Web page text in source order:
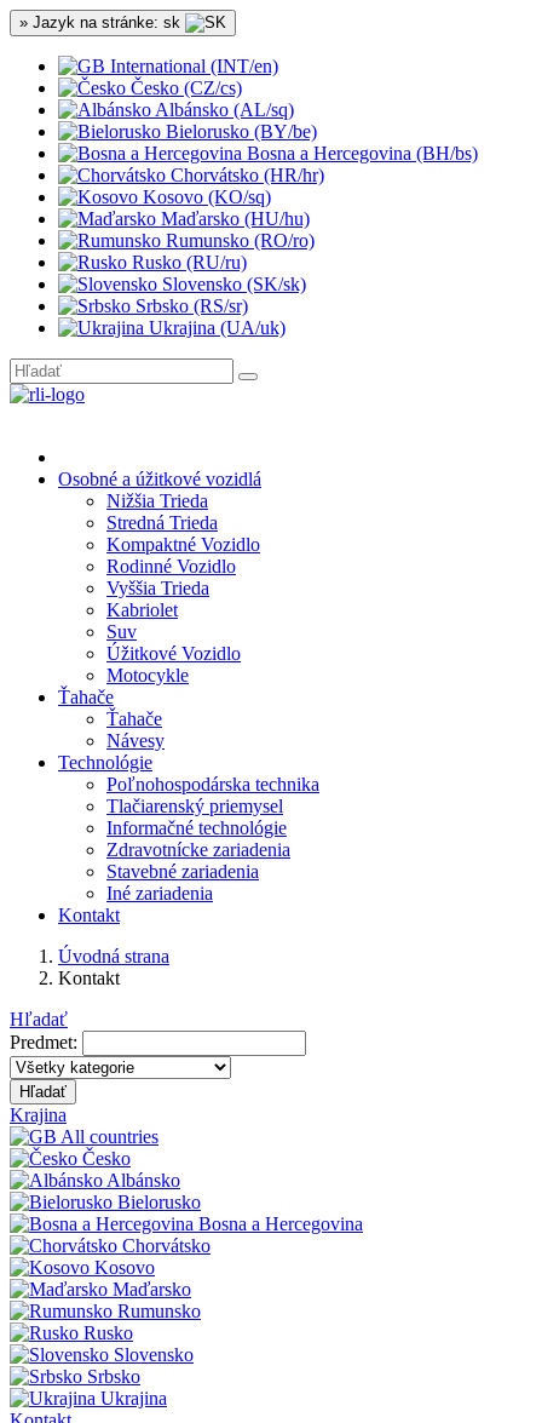
» Jazyk na stránke: sk
International (INT/en)
Česko (CZ/cs)
Albánsko (AL/sq)
Bielorusko (BY/be)
Bosna a Hercegovina (BH/bs)
Chorvátsko (HR/hr)
Kosovo (KO/sq)
Maďarsko (HU/hu)
Rumunsko (RO/ro)
Rusko (RU/ru)
Slovensko (SK/sk)
Srbsko (RS/sr)
Ukrajina (UA/uk)
Osobné a úžitkové vozidlá
Nižšia Trieda
Stredná Trieda
Kompaktné Vozidlo
Rodinné Vozidlo
Vyššia Trieda
Kabriolet
Suv
Úžitkové Vozidlo
Motocykle
Ťahače
Ťahače
Návesy
Technológie
Poľnohospodárska technika
Tlačiarenský priemysel
Informačné technológie
Zdravotnícke zariadenia
Stavebné zariadenia
Iné zariadenia
Kontakt
Úvodná strana
Kontakt
Hľadať
Predmet:
Hľadať
Krajina
All countries
Česko
Albánsko
Bielorusko
Bosna a Hercegovina
Chorvátsko
Kosovo
Maďarsko
Rumunsko
Rusko
Slovensko
Srbsko
Ukrajina